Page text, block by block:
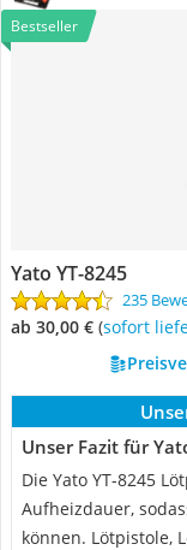
Bestseller
Yato YT-8245
235
ab 30,00 € ( Sofort
Unser Fazit für
Die Yato YT-8245
Aufheizdauer,
können. Lötpistole,